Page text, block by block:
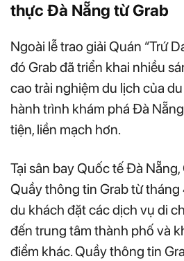
thực Đà Nẵng từ Grab
Ngoài lễ trao giải Quán “Trứ
đó Grab đã triển khai nhiều
cao trải nghiệm du lịch của
hành trình khám phá Đà
tiện, liền mạch hơn.
Tại sân bay Quốc tế Đà Nẵng,
Quầy thông tin Grab từ
du khách đặt các dịch vụ di
đến trung tâm thành phố và
điểm khác. Quầy thông tin